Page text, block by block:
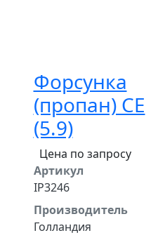
Форсунка
(пропан) CE
(5.9)
Цена по запросу
Артикул
IP3246
Производитель
Голландия